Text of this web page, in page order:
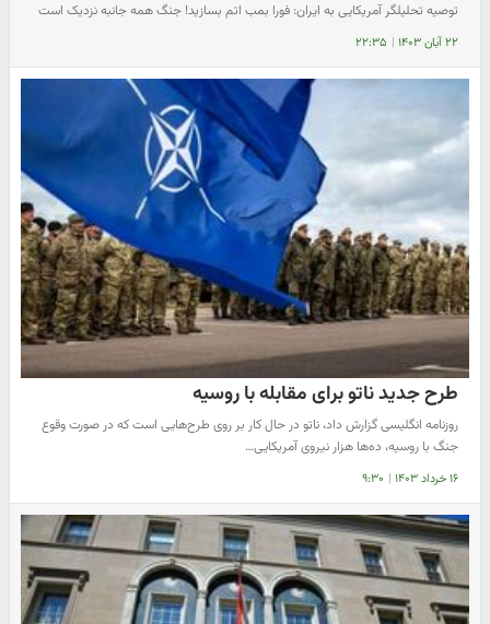
توصیه تحلیلگر آمریکایی به ایران: فورا بمب اتم بسازید! جنگ همه جانبه نزدیک است
۲۲ آبان ۱۴۰۳ | ۲۲:۳۵
طرح جدید ناتو برای مقابله با روسیه
روزنامه انگلیسی گزارش داد، ناتو در حال کار بر روی طرح‌هایی است که در صورت وقوع
جنگ با روسیه، ده‌ها هزار نیروی آمریکایی…
۱۶ خرداد ۱۴۰۳ | ۹:۳۰